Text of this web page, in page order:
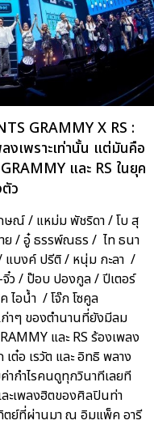
GRAMMY X RS :
งเพราะเท่านั้น แต่มันคือ
และ RS ในยุค
ว
ษณ์ / แหม่ม พัชริดา / โบ สุ
ย / อู๋ ธรรพ์ณธร / ไท ธนา
แบงค์ ปรีติ / หนุ่ม กะลา /
ว / ป๊อบ ปองกูล / ปีเตอร์
ไอน้ำ / โจ๊ก โซคูล
าๆ ของตำนานที่ยังมีลม
และ RS ร้องเพลง
ต๋อ เรวัต และ อิทธิ พลาง
กำไรคนดูทุกวินาทีเลยที
ละเพลงฮิตของศิลปินท่า
ทิตย์ที่ผ่านมา ณ อิมแพ็ค อารี